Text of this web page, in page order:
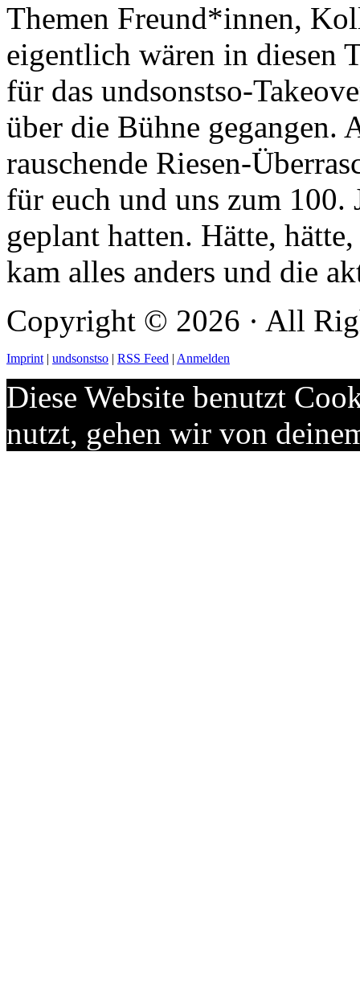
Themen Freund*innen,
eigentlich wären in diesen
für das undsonstso-
über die Bühne
rauschende Riesen-
für euch und uns zum 100.
geplant hatten. Hätte,
kam alles anders und die
Copyright © 2026 · All
Imprint| undsonstso | RSS Feed | Anmelden
Diese Website benutzt
nutzt, gehen wir von